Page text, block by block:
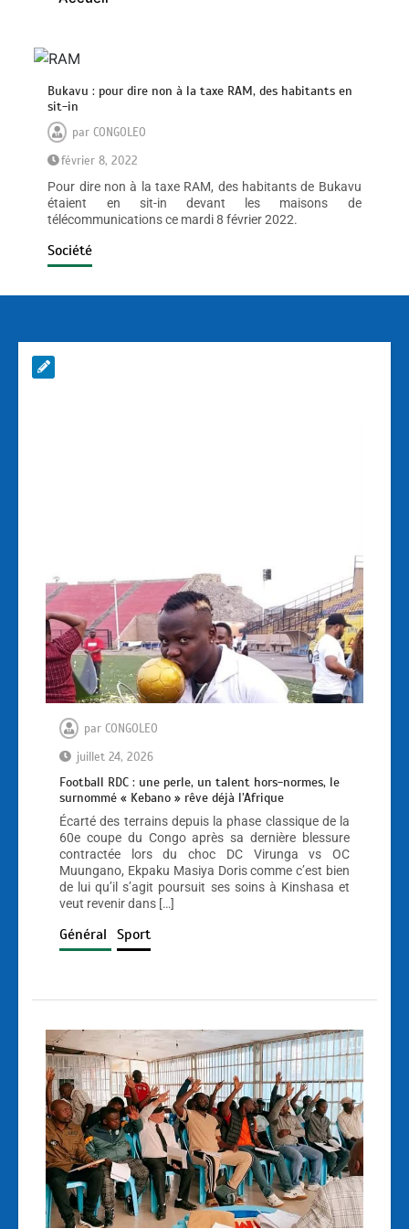
Bukavu : pour dire non à la taxe RAM, des habitants en
sit-in
parCONGOLEO
février 8, 2022
Pour dire non à la taxe RAM, des habitants de Bukavu
étaient en sit-in devant les maisons de
télécommunications ce mardi 8 février 2022.
Société
par CONGOLEO
juillet 24, 2026
Football RDC : une perle, un talent hors-normes, le
surnommé « Kebano » rêve déjà l’Afrique
Écarté des terrains depuis la phase classique de la
60e coupe du Congo après sa dernière blessure
contractée lors du choc DC Virunga vs OC
Muungano, Ekpaku Masiya Doris comme c’est bien
de lui qu’il s’agit poursuit ses soins à Kinshasa et
veut revenir dans […]
Général Sport